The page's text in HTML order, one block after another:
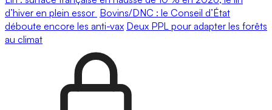
d’hiver en plein essor Bovins/DNC : le Conseil d’État
déboute encore les anti-vax Deux PPL pour adapter les forêts
au climat